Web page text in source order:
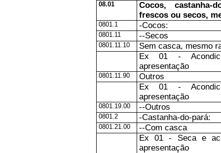
08.01
Cocos,
frescos ou secos,
0801.1 -Cocos:
0801.11 --Secos
0801.11.10
Sem casca, mesmo
Ex 01 -
apresentação
0801.11.90
Outros
Ex 01 -
apresentação
0801.19.00 --Outros
0801.2 -Castanha-do-pará:
0801.21.00
--Com casca
Ex 01 - Seca e
apresentação